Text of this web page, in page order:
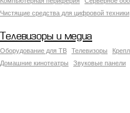
Чистящие средства для цифровой техники
Телевизоры и медиа
Оборудование для ТВ Телевизоры
Домашние кинотеатры
Звуковые панели